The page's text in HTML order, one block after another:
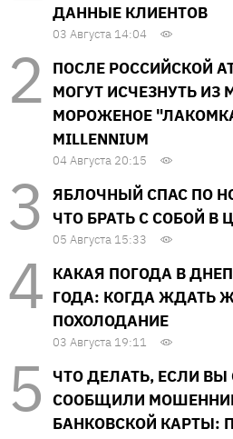
ДАННЫЕ КЛИЕНТОВ
03 Августа 14:04
ПОСЛЕ РОССИЙСКОЙ
МОГУТ ИСЧЕЗНУТЬ ИЗ
МОРОЖЕНОЕ
MILLENNIUM
04 Августа 20:15
ЯБЛОЧНЫЙ СПАС ПО
ЧТО БРАТЬ С СОБОЙ В
05 Августа 15:33
КАКАЯ ПОГОДА В
ГОДА: КОГДА ЖДАТЬ
ПОХОЛОДАНИЕ
03 Августа 19:11
ЧТО ДЕЛАТЬ, ЕСЛИ
СООБЩИЛИ
БАНКОВСКОЙ КАРТЫ: